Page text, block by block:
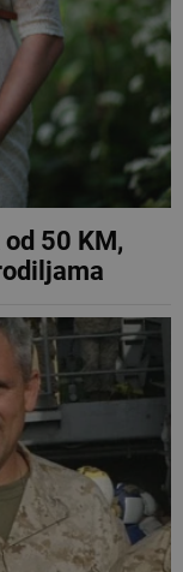
50 KM,